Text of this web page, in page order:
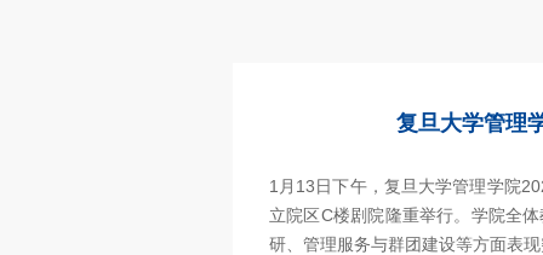
复旦大学管理
1月13日下午，复旦大学管理学院
立院区C楼剧院隆重举行。学院全
研、管理服务与群团建设等方面表